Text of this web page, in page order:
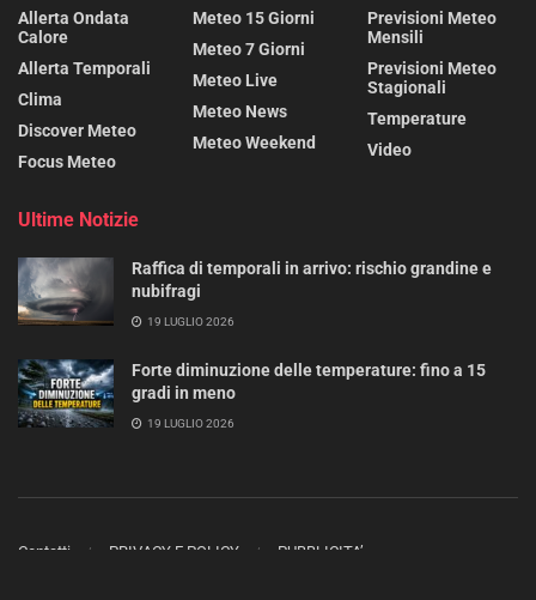
Allerta Ondata
Calore
Allerta Temporali
Clima
Discover Meteo
Focus Meteo
Meteo 15 Giorni
Meteo 7 Giorni
Meteo Live
Meteo News
Meteo Weekend
Previsioni Meteo
Mensili
Previsioni Meteo
Stagionali
Temperature
Video
Ultime Notizie
Raffica di temporali in arrivo: rischio grandine e
nubifragi
19 LUGLIO 2026
Forte diminuzione delle temperature: fino a 15
gradi in meno
19 LUGLIO 2026
Contatti PRIVACY E POLICY PUBBLICITA’